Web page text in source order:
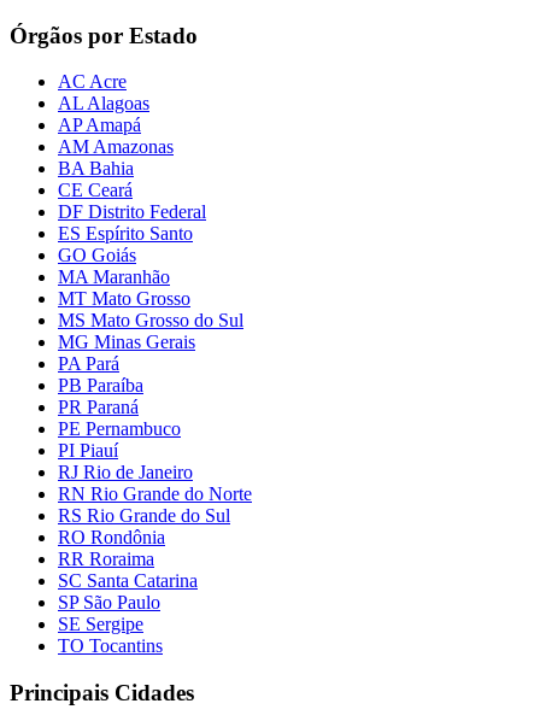
Órgãos por Estado
AC Acre
AL Alagoas
AP Amapá
AM Amazonas
BA Bahia
CE Ceará
DF Distrito Federal
ES Espírito Santo
GO Goiás
MA Maranhão
MT Mato Grosso
MS Mato Grosso do Sul
MG Minas Gerais
PA Pará
PB Paraíba
PR Paraná
PE Pernambuco
PI Piauí
RJ Rio de Janeiro
RN Rio Grande do Norte
RS Rio Grande do Sul
RO Rondônia
RR Roraima
SC Santa Catarina
SP São Paulo
SE Sergipe
TO Tocantins
Principais Cidades